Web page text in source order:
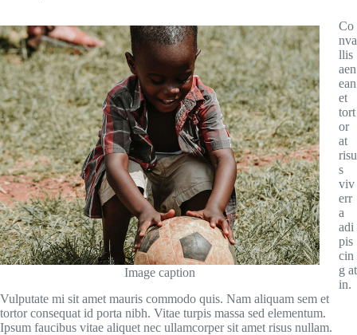
Image caption
Co
nva
llis
aen
ean
et
tort
or
at
risu
s
viv
err
a
adi
pis
cin
g at
in.
Vulputate mi sit amet mauris commodo quis. Nam aliquam sem et
tortor consequat id porta nibh. Vitae turpis massa sed elementum.
Ipsum faucibus vitae aliquet nec ullamcorper sit amet risus nullam.